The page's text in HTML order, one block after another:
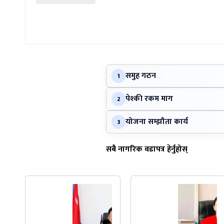
1 समुह गठन
2 पेश्की रकम माग
3 योजना सम्झौता कार्य
सबै नागरिक वडापत्र हेर्नुहोस्